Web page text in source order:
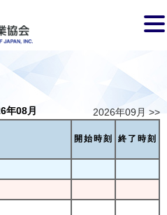
2026年09月 >>
年08月
開始時刻 終了時刻